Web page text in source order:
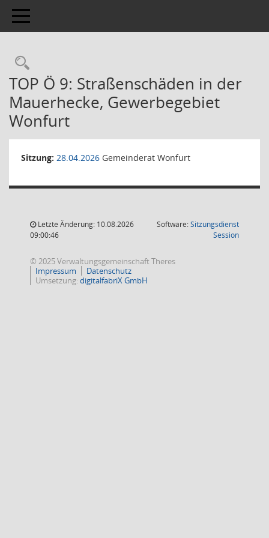
Toggle navigation
TOP Ö 9: Straßenschäden in der
Mauerhecke, Gewerbegebiet
Wonfurt
Sitzung: 28.04.2026 Gemeinderat Wonfurt
Letzte Änderung: 10.08.2026
09:00:46
Software:Sitzungsdienst
Session(Wird in
© 2025 Verwaltungsgemeinschaft Theres
Impressum
Datenschutz
Umsetzung:digitalfabriX GmbH